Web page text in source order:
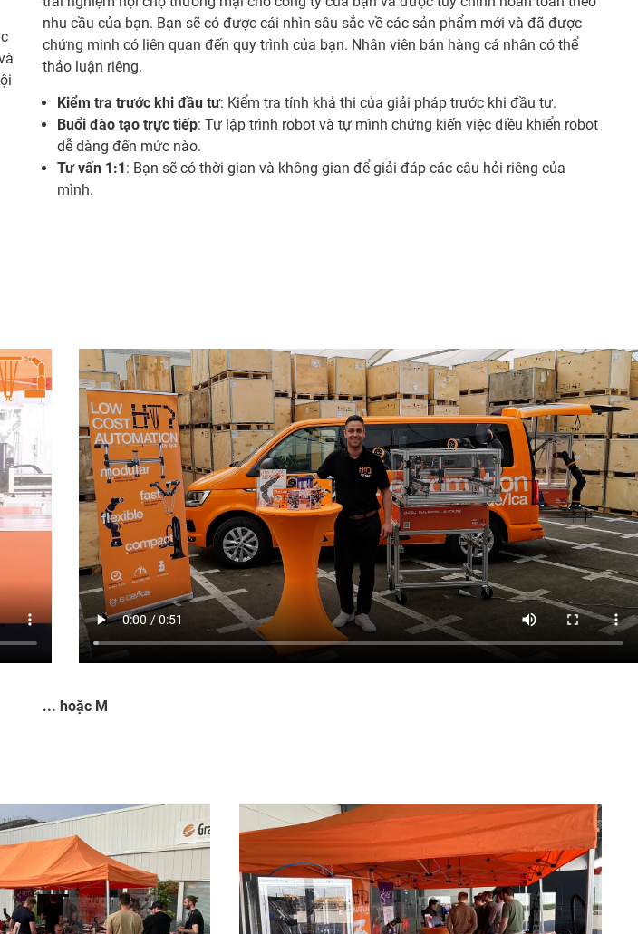
nhu cầu của bạn. Bạn sẽ có được cái nhìn sâu sắc về các sản phẩm mới và đã được
chứng minh có liên quan đến quy trình của bạn. Nhân viên bán hàng cá nhân có thể
thảo luận riêng.
Kiểm tra trước khi đầu tư: Kiểm tra tính khả thi của giải pháp trước khi đầu tư.
Buổi đào tạo trực tiếp: Tự lập trình robot và tự mình chứng kiến việc điều khiển robot
dễ dàng đến mức nào.
Tư vấn 1:1: Bạn sẽ có thời gian và không gian để giải đáp các câu hỏi riêng của
mình.
... hoặc M